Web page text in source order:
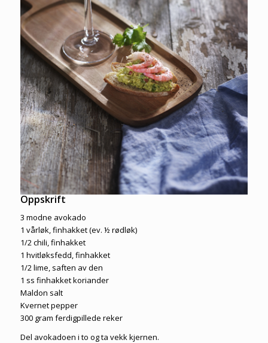
Oppskrift
3 modne avokado
1 vårløk, finhakket (ev. ½ rødløk)
1/2 chili, finhakket
1 hvitløksfedd, finhakket
1/2 lime, saften av den
1 ss finhakket koriander
Maldon salt
Kvernet pepper
300 gram ferdigpillede reker
Del avokadoen i to og ta vekk kjernen.